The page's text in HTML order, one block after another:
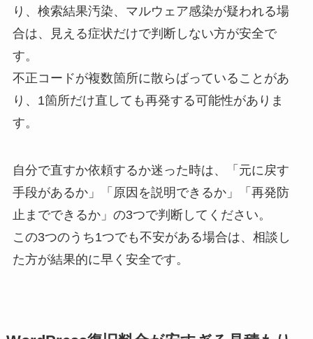
り、検索結果汚染、マルウェア感染が疑われる場
合は、見える症状だけで判断しない方が安全で
す。
不正コードが複数箇所に散らばっていることがあ
り、1箇所だけ直しても再発する可能性がありま
す。
自分で直すか依頼するか迷った時は、「元に戻す
手段があるか」「原因を説明できるか」「再発防
止までできるか」の3つで判断してください。
この3つのうち1つでも不安がある場合は、相談し
た方が結果的に早く安全です。